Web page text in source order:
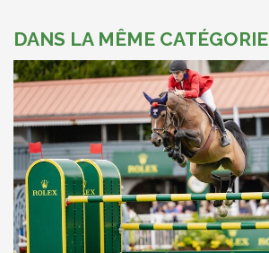
DANS LA MÊME CATÉGORIE